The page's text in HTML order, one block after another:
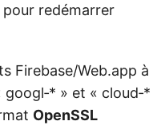
pour redémarrer
Firebase/Web.app à
» et « cloud‑*
OpenSSL